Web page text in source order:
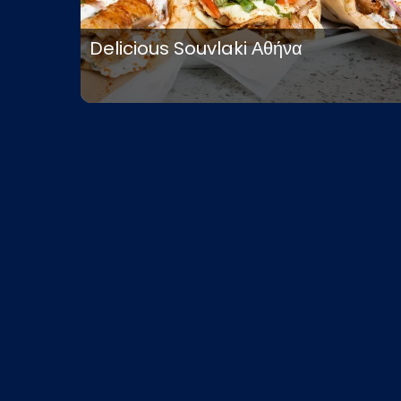
Delicious Souvlaki Αθήνα